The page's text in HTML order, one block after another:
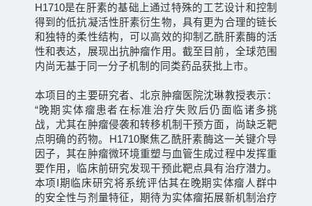
H1710是在肝素的基础上通过特殊的工艺设计和控制
得到的低抗凝活性肝素衍生物，具有更为合理的链长
和独特的柔性结构，可以高效的抑制乙酰肝素酶的活
性和表达，展现出抗肿瘤作用。截至目前，全球范围
内尚无基于同一分子机制的同类药品获批上市。
本项目的主要研究者、北京肿瘤医院沈琳教授表示：
“晚期实体瘤患者在标准治疗失败后仍面临诸多挑
战，尤其在肿瘤侵袭和转移机制干预方面，尚缺乏靶
点明确的药物。H1710聚焦乙酰肝素酶这一关键介导
因子，其在肿瘤微环境重塑与血管生成过程中发挥重
要作用，临床前研究发现干预此靶点具有治疗潜力。
本项I期临床研究将系统评估其在晚期实体瘤人群中
的安全性与剂量特征，期待为实体瘤拓展新机制治疗